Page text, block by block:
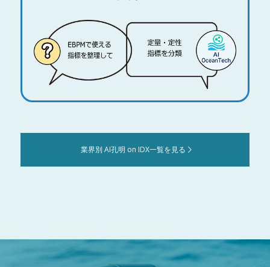
業界別 AI孔明 on IDX一覧を見る